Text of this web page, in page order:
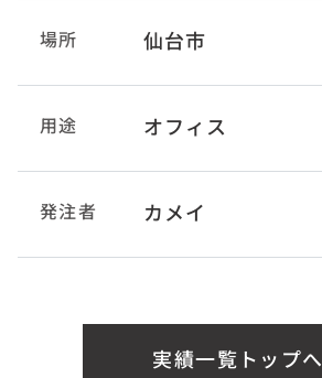
場所 仙台市
用途 オフィス
発注者 カメイ
実績一覧トップへ